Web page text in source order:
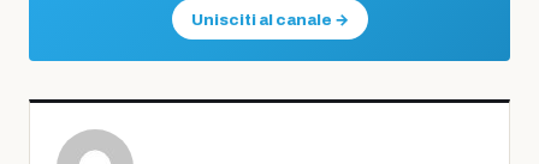
Unisciti al canale →